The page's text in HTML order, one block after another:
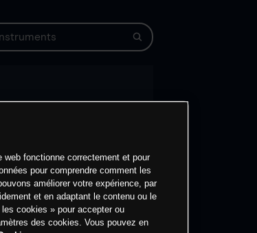
fonctionne correctement et pour
pour comprendre comment les
améliorer votre expérience, par
et en adaptant le contenu ou le
cookies » pour accepter ou
des cookies. Vous pouvez en